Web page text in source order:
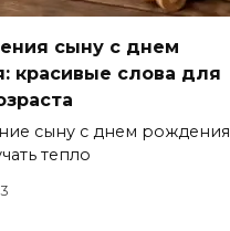
сыну с днем
красивые слова для
сыну с днем рождения
тепло